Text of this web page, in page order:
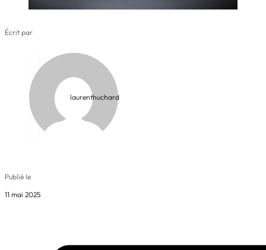
Écrit par
laurenthuchard
Publié le
11 mai 2025